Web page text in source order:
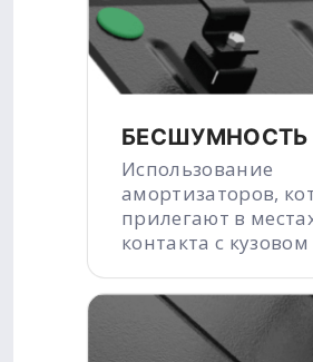
БЕСШУМНОСТЬ
Использование
амортизаторов,
прилегают в
контакта с кузовом